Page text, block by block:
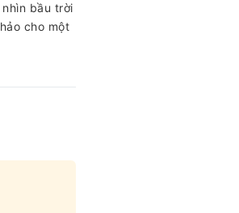
bầu trời
cho một